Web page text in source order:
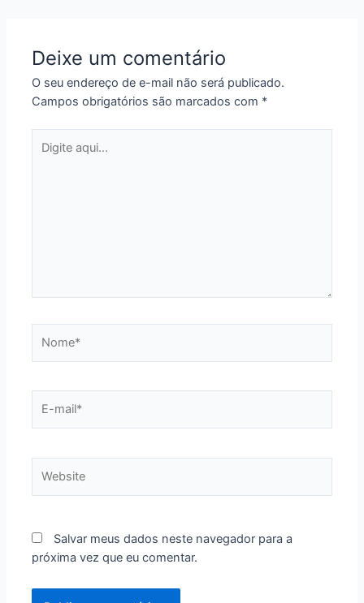
Deixe um comentário
O seu endereço de e-mail não será publicado.
Campos obrigatórios são marcados com *
aqui...
mail*
Salvar meus dados neste navegador para a
próxima vez que eu comentar.